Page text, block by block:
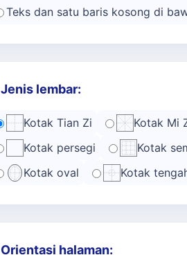
Teks dan satu baris kosong di
Jenis lembar:
Kotak Tian Zi Kotak Mi
Kotak persegi
Kotak
Kotak oval
Kotak
Orientasi halaman: